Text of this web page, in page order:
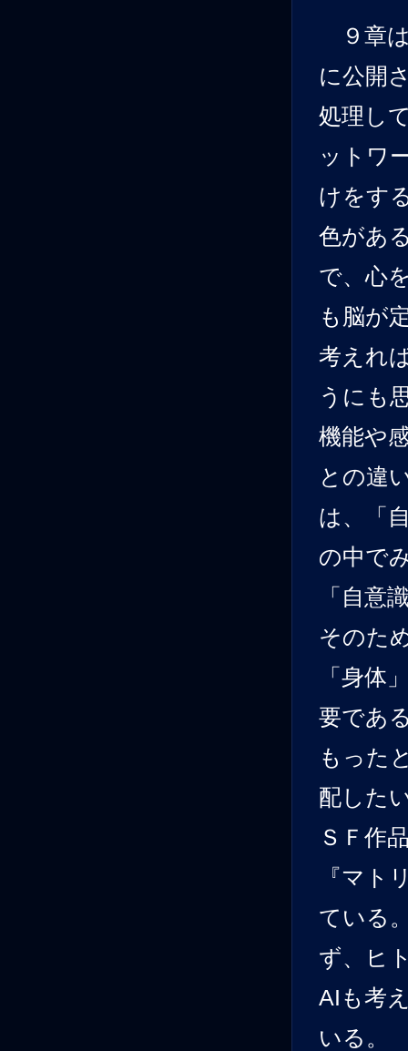
９章は
に公開
処理し
ットワ
けをす
色があ
で、心
も脳が
考えれ
うにも
機能や
との違
は、「
の中で
「自意
そのた
「身体
要であ
もった
配した
ＳＦ作
『マト
ている
ず、ヒ
AIも考
いる。